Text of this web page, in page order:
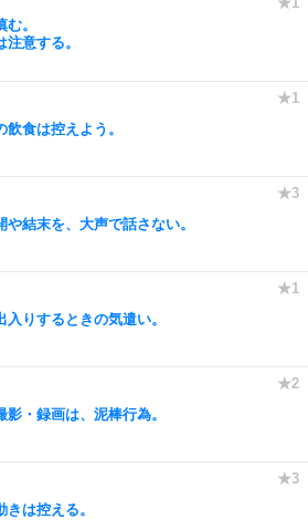
。
注意する。
飲食は控えよう。
や結末を、大声で話さない。
入りするときの気遣い。
影・録画は、泥棒行為。
きは控える。